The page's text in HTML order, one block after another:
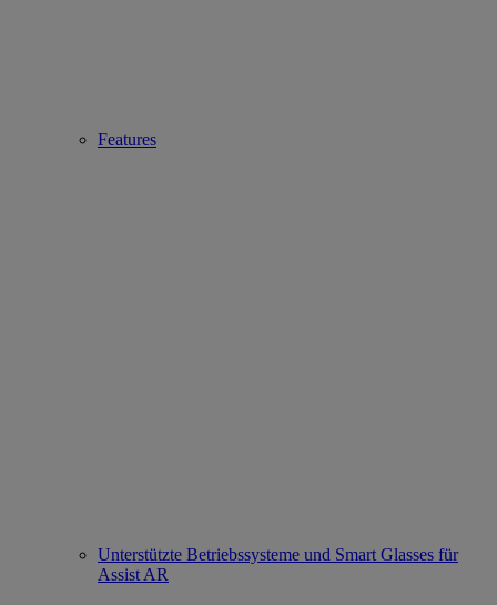
Features
Unterstützte Betriebssysteme und Smart Glasses für
Assist AR